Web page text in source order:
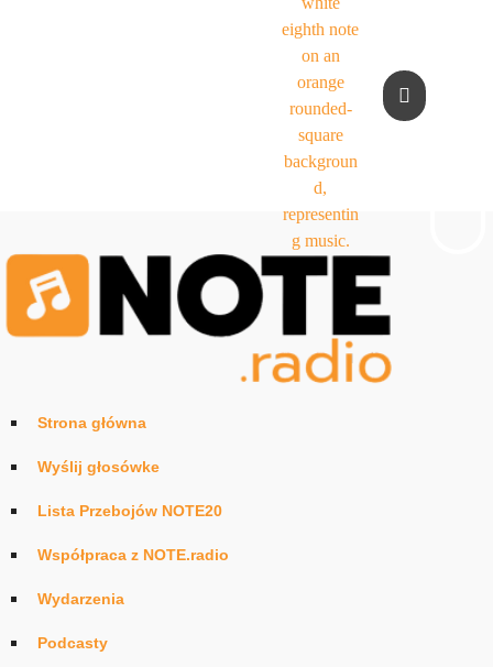
Strona główna
Wyślij głosówke
Lista Przebojów NOTE20
Współpraca z NOTE.radio
Wydarzenia
Podcasty